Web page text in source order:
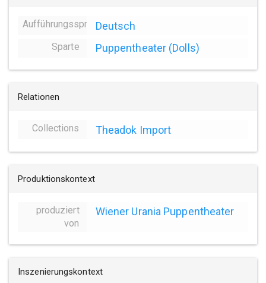
AufführungsspracheDeutsch
Sparte Puppentheater (Dolls)
Relationen
Collections Theadok Import
Produktionskontext
produziert
von
Wiener Urania Puppentheater
Inszenierungskontext